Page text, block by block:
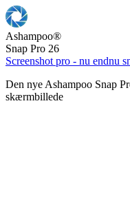
Ashampoo®
Snap Pro 26
Screenshot pro - nu endnu
Den nye Ashampoo Snap
skærmbillede